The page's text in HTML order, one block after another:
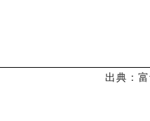
出典：